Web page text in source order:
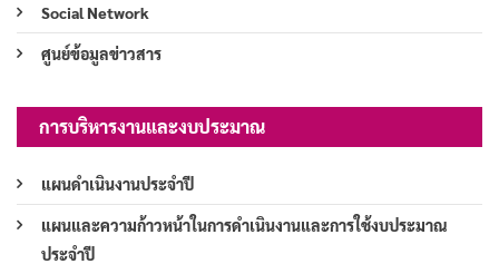
Social Network
ศูนย์ข้อมูลข่าวสาร
การบริหารงานและงบประมาณ
แผนดำเนินงานประจำปี
แผนและความก้าวหน้าในการดำเนินงานและการใช้งบประมาณ
ประจำปี